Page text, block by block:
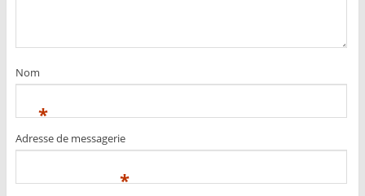
Nom
*
Adresse de messagerie
*